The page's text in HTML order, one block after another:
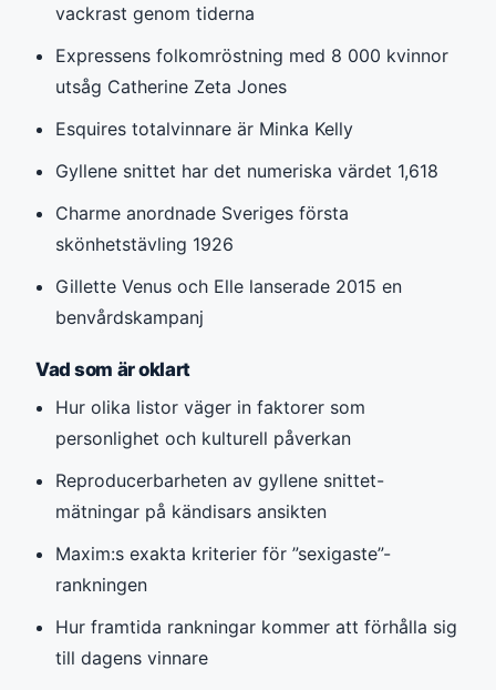
vackrast genom tiderna
Expressens folkomröstning med 8 000 kvinnor
utsåg Catherine Zeta Jones
Esquires totalvinnare är Minka Kelly
Gyllene snittet har det numeriska värdet 1,618
Charme anordnade Sveriges första
skönhetstävling 1926
Gillette Venus och Elle lanserade 2015 en
benvårdskampanj
Vad som är oklart
Hur olika listor väger in faktorer som
personlighet och kulturell påverkan
Reproducerbarheten av gyllene snittet-
mätningar på kändisars ansikten
Maxim:s exakta kriterier för ”sexigaste”-
rankningen
Hur framtida rankningar kommer att förhålla sig
till dagens vinnare